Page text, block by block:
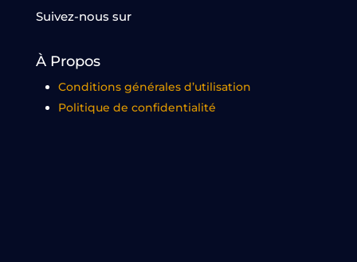
Suivez-nous sur
À Propos
Conditions générales d’utilisation
Politique de confidentialité